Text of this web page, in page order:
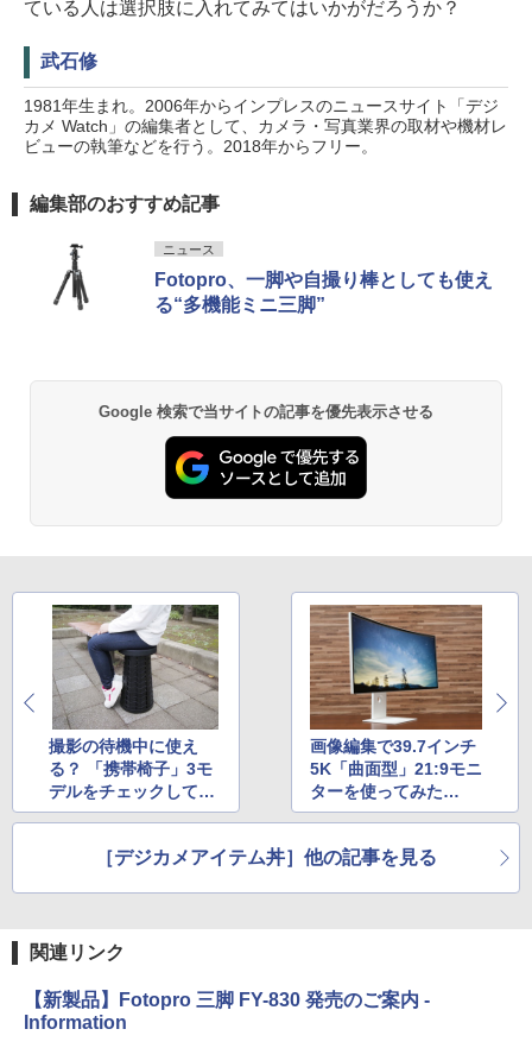
ている人は選択肢に入れてみてはいかがだろうか？
武石修
1981年生まれ。2006年からインプレスのニュースサイト「デジ
カメ Watch」の編集者として、カメラ・写真業界の取材や機材レ
ビューの執筆などを行う。2018年からフリー。
編集部のおすすめ記事
ニュース
Fotopro、一脚や自撮り棒としても使え
る“多機能ミニ三脚”
Google 検索で当サイトの記事を優先表示させる
撮影の待機中に使え
る？ 「携帯椅子」3モ
デルをチェックしてみ
た
画像編集で39.7インチ
5K「曲面型」21:9モニ
ターを使ってみた
ら……
［デジカメアイテム丼］他の記事を見る
関連リンク
【新製品】Fotopro 三脚 FY-830 発売のご案内 -
Information